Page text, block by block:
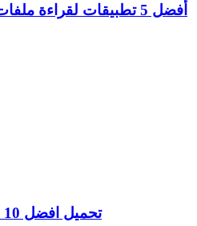
أفضل 5 تطبيقات لقراءة
تحميل افضل 10 العاب بنات للأندوريد